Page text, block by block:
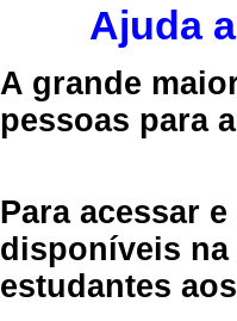
Ajuda
A grande
pessoas para
Para acessar
disponíveis na
estudantes